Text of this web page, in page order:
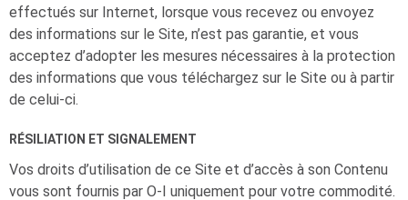
effectués sur Internet, lorsque vous recevez ou envoyez
des informations sur le Site, n’est pas garantie, et vous
acceptez d’adopter les mesures nécessaires à la protection
des informations que vous téléchargez sur le Site ou à partir
de celui-ci.
RÉSILIATION ET SIGNALEMENT
Vos droits d’utilisation de ce Site et d’accès à son Contenu
vous sont fournis par O-I uniquement pour votre commodité.